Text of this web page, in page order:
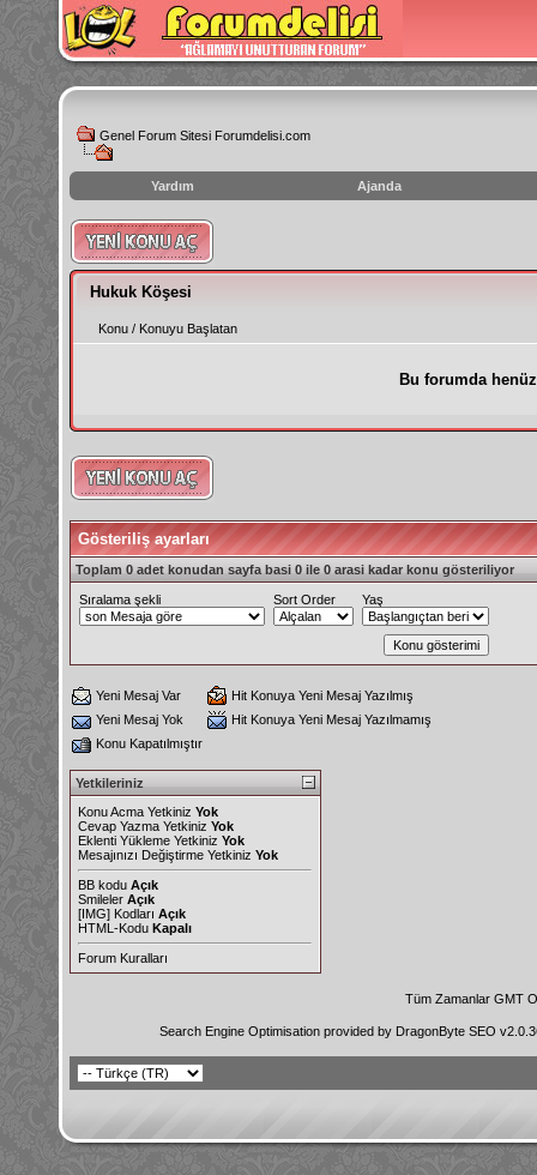
Genel Forum Sitesi Forumdelisi.com
Yardım Ajanda
instagram
izlenme
hilesi
Hukuk Köşesi
Konu / Konuyu Başlatan
Bu forumda
Gösteriliş ayarları
Toplam 0 adet konudan sayfa basi 0 ile 0 arasi kadar konu gösteriliyor
Sıralama şekli Sort Order Yaş
Yeni Mesaj Var
Hit Konuya Yeni Mesaj Yazılmış
Yeni Mesaj Yok
Hit Konuya Yeni Mesaj Yazılmamış
Konu Kapatılmıştır
Yetkileriniz
Konu Acma Yetkiniz Yok
Cevap Yazma Yetkiniz Yok
Eklenti Yükleme Yetkiniz Yok
Mesajınızı Değiştirme Yetkiniz Yok
BB kodu Açık
Smileler Açık
[IMG] Kodları Açık
HTML-Kodu Kapalı
Forum Kuralları
Tüm Zamanlar GMT
Search Engine Optimisation provided by DragonByte SEO